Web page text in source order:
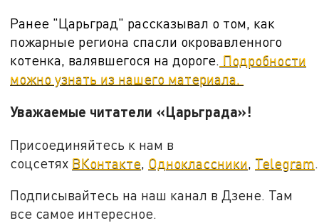
Ранее "Царьград" рассказывал о том, как
пожарные региона спасли окровавленного
котенка, валявшегося на дороге. Подробности
можно узнать из нашего материала.
Уважаемые читатели «Царьграда»!
Присоединяйтесь к нам в
соцсетях ВКонтакте Одноклассники Telegram
Подписывайтесь на наш канал в Дзене. Там
все самое интересное.